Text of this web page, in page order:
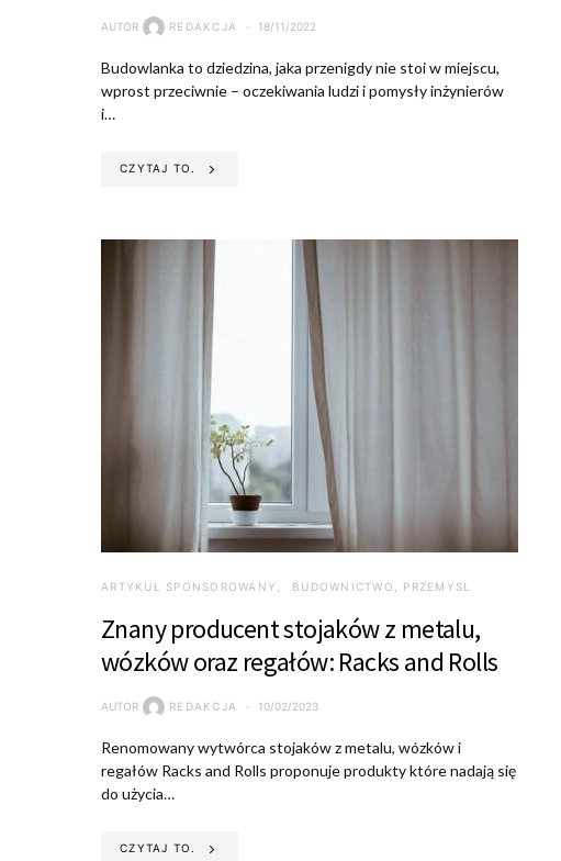
AUTOR REDAKCJA 18/11/2022
Budowlanka to dziedzina, jaka przenigdy nie stoi w miejscu,
wprost przeciwnie – oczekiwania ludzi i pomysły inżynierów
i…
CZYTAJ TO.
ARTYKUŁ SPONSOROWANY BUDOWNICTWO, PRZEMYSŁ
Znany producent stojaków z metalu,
wózków oraz regałów: Racks and Rolls
AUTOR REDAKCJA 10/02/2023
Renomowany wytwórca stojaków z metalu, wózków i
regałów Racks and Rolls proponuje produkty które nadają się
do użycia…
CZYTAJ TO.